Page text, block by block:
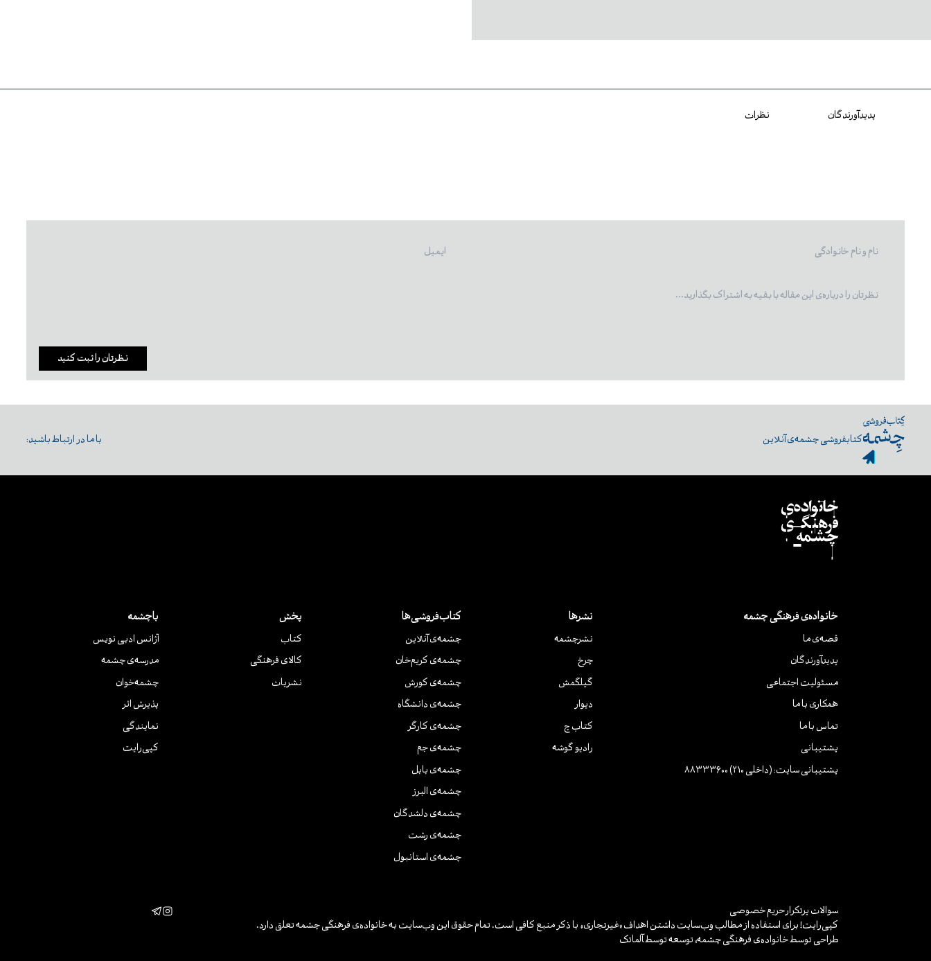
پدیدآورندگان نظرات
نظرتان را ثبت کنید
کتابفروشی چشمه‌ی آنلاین با ما در ارتباط باشید:
خانواده‌ی فرهنگی چشمه
قصه‌ی ما
پدیدآورندگان
مسئولیت اجتماعی
همکاری با ما
تماس با ما
پشتیبانی
پشتیبانی سایت: (داخلی 210) 88333600
نشرها
نشر‌چشمه
چرخ
گیلگمش
دیوار
کتاب چ
رادیو گوشه
کتاب‌فروشی‌ها
چشمه‌ی آنلاین
چشمه‌ی کریم‌خان
چشمه‌ی کورش
چشمه‌ی دانشگاه
چشمه‌ی کارگر
چشمه‌ی جم
چشمه‌ی بابل
چشمه‌ی البرز
چشمه‌ی دلشدگان
چشمه‌ی رشت
چشمه‌ی استانبول
پخش
کتاب
کالای فرهنگی
نشریات
باچشمه
آژانس ادبی نویس
مدرسه‌ی چشمه
چشمه‌خوان
پذیرش اثر
نمایندگی
کپی‌رایت
سوالات پرتکرارحریم خصوصی
کپی‌رایت! برای استفاده از مطالب وب‌سایت داشتن اهداف «غیرتجاری» با ذکر منبع کافی است. تمام حقوق این وب‌سایت به خانواده‌ی فرهنگی چشمه تعلق دارد.
طراحی توسط خانواده‌ی فرهنگی چشمه، توسعه توسط آلماتک